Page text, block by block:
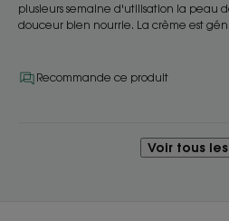
plusieurs semaine d'utilisation la peau
douceur bien nourrie. La crème est
Recommande ce produit
Voir tous